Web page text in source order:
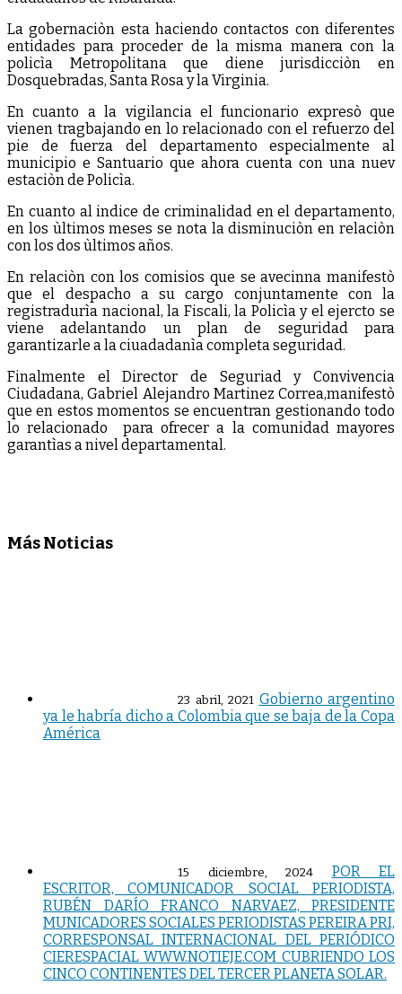
La gobernaciòn esta haciendo contactos con diferentes
entidades para proceder de la misma manera con la
policìa Metropolitana que diene jurisdicciòn en
Dosquebradas, Santa Rosa y la Virginia.
En cuanto a la vigilancia el funcionario expresò que
vienen tragbajando en lo relacionado con el refuerzo del
pie de fuerza del departamento especialmente al
municipio e Santuario que ahora cuenta con una nuev
estaciòn de Policìa.
En cuanto al indice de criminalidad en el departamento,
en los ùltimos meses se nota la disminuciòn en relaciòn
con los dos ùltimos años.
En relaciòn con los comisios que se avecinna manifestò
que el despacho a su cargo conjuntamente con la
registradurìa nacional, la Fiscali, la Policìa y el ejercto se
viene adelantando un plan de seguridad para
garantizarle a la ciuadadanìa completa seguridad.
Finalmente el Director de Seguriad y Convivencia
Ciudadana, Gabriel Alejandro Martinez Correa,manifestò
que en estos momentos se encuentran gestionando todo
lo relacionado para ofrecer a la comunidad mayores
garantìas a nivel departamental.
Más Noticias
23 abril, 2021 Gobierno argentino
ya le habría dicho a Colombia que se baja de la Copa
América
15 diciembre, 2024
POR EL
ESCRITOR, COMUNICADOR SOCIAL PERIODISTA,
RUBÉN DARÍO FRANCO NARVAEZ, PRESIDENTE
MUNICADORES SOCIALES PERIODISTAS PEREIRA PRI,
CORRESPONSAL INTERNACIONAL DEL PERIÓDICO
CIERESPACIAL WWW.NOTIEJE.COM CUBRIENDO LOS
CINCO CONTINENTES DEL TERCER PLANETA SOLAR.